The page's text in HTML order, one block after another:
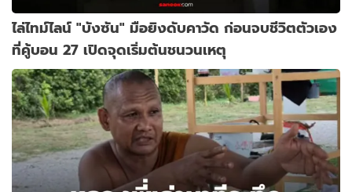
ไล่ไทม์ไลน์ "บังซัน" มือยิงดับคาวัด ก่อนจบชีวิตตัวเอง
ที่คู้บอน 27 เปิดจุดเริ่มต้นชนวนเหตุ